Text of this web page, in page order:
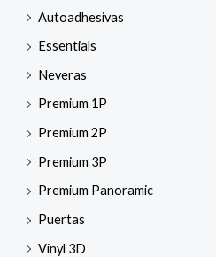
Autoadhesivas
Essentials
Neveras
Premium 1P
Premium 2P
Premium 3P
Premium Panoramic
Puertas
Vinyl 3D